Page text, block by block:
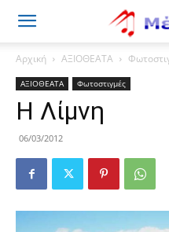
Μέλαμπες
Αρχική ΑΞΙΟΘΕΑΤΑ
ΑΞΙΟΘΕΑΤΑ Φωτοστιγμές
Η Λίμνη
06/03/2012